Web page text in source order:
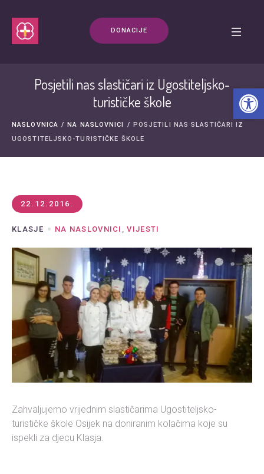
DONACIJE
Posjetili nas slastičari iz Ugostiteljsko-
turističke škole
NASLOVNICA / NA NASLOVNICI / POSJETILI NAS SLASTIČARI IZ
UGOSTITELJSKO-TURISTIČKE ŠKOLE
22.12.2016.
KLASJE NA NASLOVNICI ,VIJESTI
Zahvaljujemo vrijednim slastičarima Ugostiteljsko-
turističke škole Osijek na doniranim kolačima koje su
ispekli za djecu Klasja.